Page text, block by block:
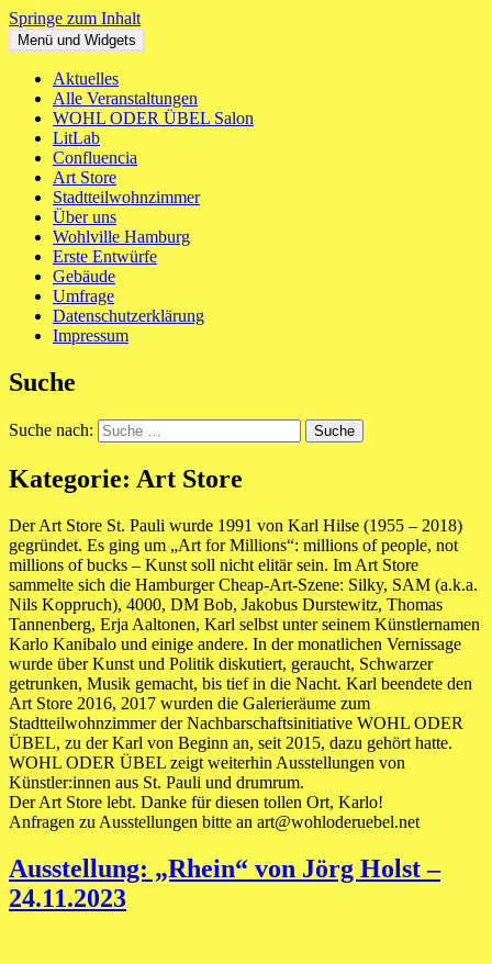
Springe zum Inhalt
WOHL ODER ÜBEL
Ein neues Haus für St. Pauli Mitte
Menü und Widgets
Aktuelles
Alle Veranstaltungen
WOHL ODER ÜBEL Salon
LitLab
Confluencia
Art Store
Stadtteilwohnzimmer
Über uns
Wohlville Hamburg
Erste Entwürfe
Gebäude
Umfrage
Datenschutzerklärung
Impressum
Suche
Suche nach:
Kategorie: Art Store
Der Art Store St. Pauli wurde 1991 von Karl Hilse (1955 – 2018)
gegründet. Es ging um „Art for Millions“: millions of people, not
millions of bucks – Kunst soll nicht elitär sein. Im Art Store
sammelte sich die Hamburger Cheap-Art-Szene: Silky, SAM (a.k.a.
Nils Koppruch), 4000, DM Bob, Jakobus Durstewitz, Thomas
Tannenberg, Erja Aaltonen, Karl selbst unter seinem Künstlernamen
Karlo Kanibalo und einige andere. In der monatlichen Vernissage
wurde über Kunst und Politik diskutiert, geraucht, Schwarzer
getrunken, Musik gemacht, bis tief in die Nacht. Karl beendete den
Art Store 2016, 2017 wurden die Galerieräume zum
Stadtteilwohnzimmer der Nachbarschaftsinitiative WOHL ODER
ÜBEL, zu der Karl von Beginn an, seit 2015, dazu gehört hatte.
WOHL ODER ÜBEL zeigt weiterhin Ausstellungen von
Künstler:innen aus St. Pauli und drumrum.
Der Art Store lebt. Danke für diesen tollen Ort, Karlo!
Anfragen zu Ausstellungen bitte an art@wohloderuebel.net
Ausstellung: „Rhein“ von Jörg Holst –
24.11.2023